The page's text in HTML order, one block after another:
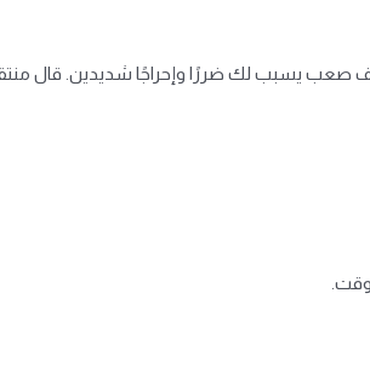
يسبب لك ضررًا وإحراجًا شديدين. قال